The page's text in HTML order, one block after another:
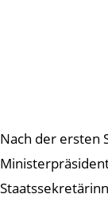
Nach der ersten